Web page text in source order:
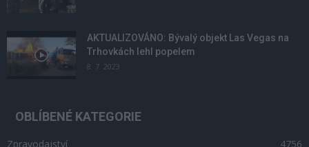
AKTUALIZOVÁNO: Bývalý objekt Las Vegas na
Trhovkách lehl popelem
8. 7. 2023
OBLÍBENÉ KATEGORIE
Zpravodajství
4756